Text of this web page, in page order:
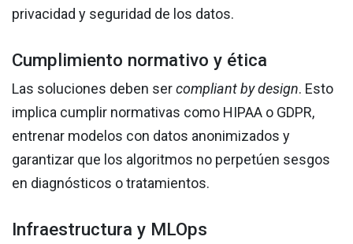
privacidad y seguridad de los datos.
Cumplimiento normativo y ética
Las soluciones deben sercompliant by design. Esto
implica cumplir normativas como HIPAA o GDPR,
entrenar modelos con datos anonimizados y
garantizar que los algoritmos no perpetúen sesgos
en diagnósticos o tratamientos.
Infraestructura y MLOps